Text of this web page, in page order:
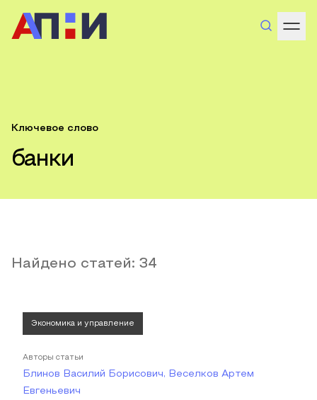
Ключевое слово
банки
Найдено статей: 34
Экономика и управление
Авторы статьи
Блинов Василий Борисович, Веселков Артем
Евгеньевич